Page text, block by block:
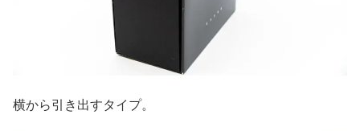
横から引き出すタイプ。